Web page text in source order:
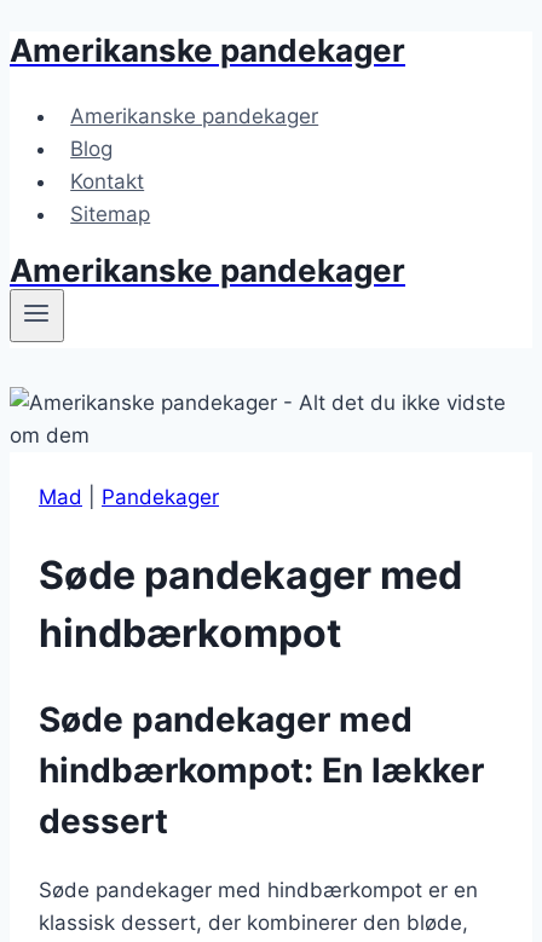
Fortsæt
indhold
Amerikanske pandekager
Amerikanske pandekager
Blog
Kontakt
Sitemap
Amerikanske pandekager
Mad Pandekager
Søde pandekager med
hindbærkompot
Søde pandekager med
hindbærkompot: En lækker
dessert
Søde pandekager med hindbærkompot er en
klassisk dessert, der kombinerer den bløde,